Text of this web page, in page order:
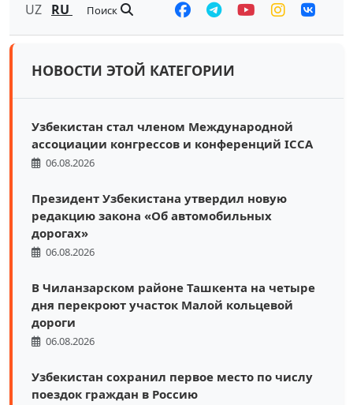
UZ RU Поиск
НОВОСТИ ЭТОЙ КАТЕГОРИИ
Узбекистан стал членом Международной
ассоциации конгрессов и конференций ICCA
06.08.2026
Президент Узбекистана утвердил новую
редакцию закона «Об автомобильных
дорогах»
06.08.2026
В Чиланзарском районе Ташкента на четыре
дня перекроют участок Малой кольцевой
дороги
06.08.2026
Узбекистан сохранил первое место по числу
поездок граждан в Россию